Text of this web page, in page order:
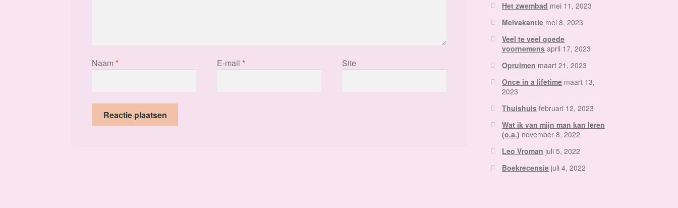
Naam * E-mail * Site
Het zwembad mei 11, 2023
Meivakantie mei 8, 2023
Veel te veel goede
voornemens april 17, 2023
Opruimen maart 21, 2023
Once in a lifetime maart 13,
2023
Thuishuis februari 12, 2023
Wat ik van mijn man kan leren
(o.a.) november 8, 2022
Leo Vroman juli 5, 2022
Boekrecensie juli 4, 2022